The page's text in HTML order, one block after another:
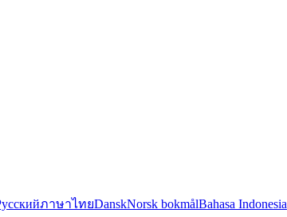
ภาษาไทยDanskNorsk bokmålBahasa Indonesia